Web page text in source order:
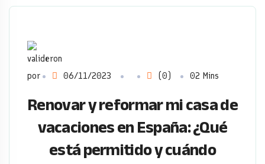
casa
de
vacaciones
en
España:
por 06/11/2023 (0) 02 Mins
Renovar y reformar mi casa de
vacaciones en España: ¿Qué
está permitido y cuándo